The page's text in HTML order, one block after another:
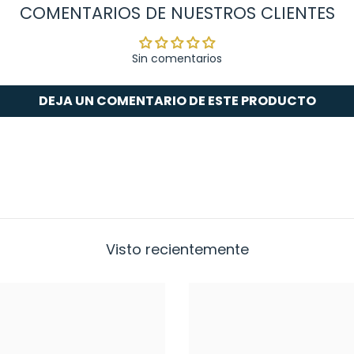
COMENTARIOS DE NUESTROS CLIENTES
Sin comentarios
DEJA UN COMENTARIO DE ESTE PRODUCTO
Visto recientemente